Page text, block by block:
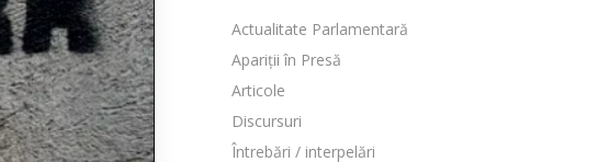
Actualitate Parlamentară
Apariții în Presă
Articole
Discursuri
Întrebări / interpelări